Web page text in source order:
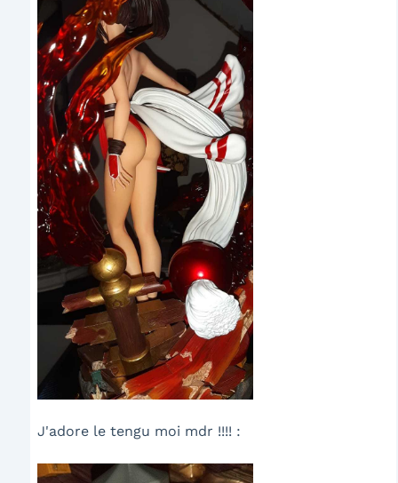
J'adore le tengu moi mdr !!!! :